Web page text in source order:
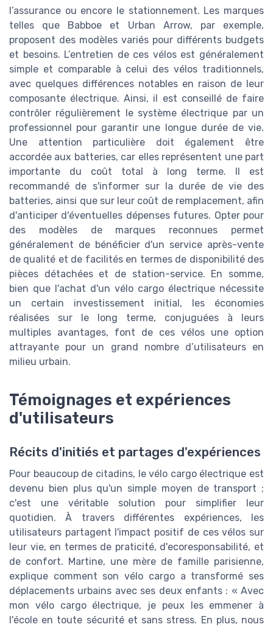
l’assurance ou encore le stationnement. Les marques
telles que Babboe et Urban Arrow, par exemple,
proposent des modèles variés pour différents budgets
et besoins. L’entretien de ces vélos est généralement
simple et comparable à celui des vélos traditionnels,
avec quelques différences notables en raison de leur
composante électrique. Ainsi, il est conseillé de faire
contrôler régulièrement le système électrique par un
professionnel pour garantir une longue durée de vie.
Une attention particulière doit également être
accordée aux batteries, car elles représentent une part
importante du coût total à long terme. Il est
recommandé de s'informer sur la durée de vie des
batteries, ainsi que sur leur coût de remplacement, afin
d'anticiper d'éventuelles dépenses futures. Opter pour
des modèles de marques reconnues permet
généralement de bénéficier d'un service après-vente
de qualité et de facilités en termes de disponibilité des
pièces détachées et de station-service. En somme,
bien que l'achat d'un vélo cargo électrique nécessite
un certain investissement initial, les économies
réalisées sur le long terme, conjuguées à leurs
multiples avantages, font de ces vélos une option
attrayante pour un grand nombre d’utilisateurs en
milieu urbain.
Témoignages et expériences
d'utilisateurs
Récits d'initiés et partages d'expériences
Pour beaucoup de citadins, le vélo cargo électrique est
devenu bien plus qu'un simple moyen de transport ;
c'est une véritable solution pour simplifier leur
quotidien. À travers différentes expériences, les
utilisateurs partagent l'impact positif de ces vélos sur
leur vie, en termes de praticité, d'ecoresponsabilité, et
de confort. Martine, une mère de famille parisienne,
explique comment son vélo cargo a transformé ses
déplacements urbains avec ses deux enfants : « Avec
mon vélo cargo électrique, je peux les emmener à
l'école en toute sécurité et sans stress. En plus, nous